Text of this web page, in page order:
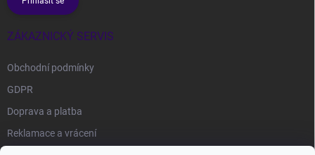
ZÁKAZNICKÝ SERVIS
Obchodní podmínky
GDPR
Doprava a platba
Reklamace a vrácení